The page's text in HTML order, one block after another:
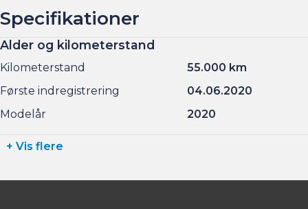
Specifikationer
Alder og kilometerstand
Kilometerstand
55.000 km
Første indregistrering
04.06.2020
Modelår
2020
+ Vis flere